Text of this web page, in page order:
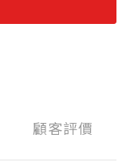
顧客評價